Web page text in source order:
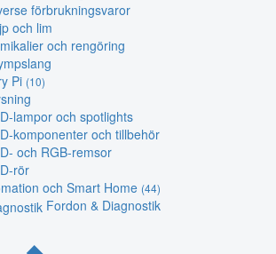
förbrukningsvaror
och lim
och rengöring
Pi (10)
lampor och spotlights
komponenter och tillbehör
och RGB-remsor
rör
och Smart Home (44)
Fordon & Diagnostik